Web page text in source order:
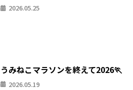
2026.05.25
うみねこマラソンを終えて2026🏃
2026.05.19